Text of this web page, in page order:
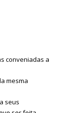
conveniadas a
mesma
seus